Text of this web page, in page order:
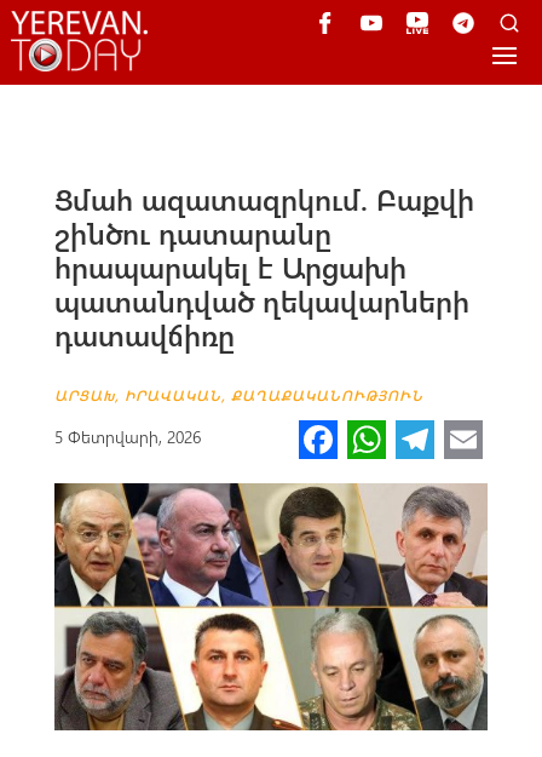
Ցմահ ազատազրկում. Բաքվի
շինծու դատարանը
հրապարակել է Արցախի
պատանդված ղեկավարների
դատավճիռը
ԱՐՑԱԽ, ԻՐԱՎԱԿԱՆ, ՔԱՂԱՔԱԿԱՆՈՒԹՅՈՒՆ
5 Փետրվարի, 2026 Fa
ce
b
o
o
k
W
h
at
s
A
p
p
Te
le
gr
a
m
m